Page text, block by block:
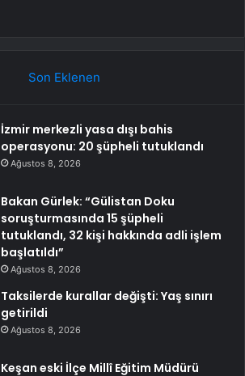
Son Eklenen
İzmir merkezli yasa dışı bahis
operasyonu: 20 şüpheli tutuklandı
Ağustos 8, 2026
Bakan Gürlek: “Gülistan Doku
soruşturmasında 15 şüpheli
tutuklandı, 32 kişi hakkında adli işlem
başlatıldı”
Ağustos 8, 2026
Taksilerde kurallar değişti: Yaş sınırı
getirildi
Ağustos 8, 2026
Keşan eski İlçe Millî Eğitim Müdürü